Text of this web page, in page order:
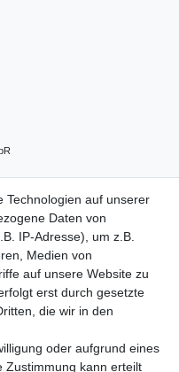
Technologien auf unserer
Daten von
IP-Adresse), um z.B.
Medien von
auf unsere Website zu
erst durch gesetzte
die wir in den
oder aufgrund eines
Zustimmung kann erteilt